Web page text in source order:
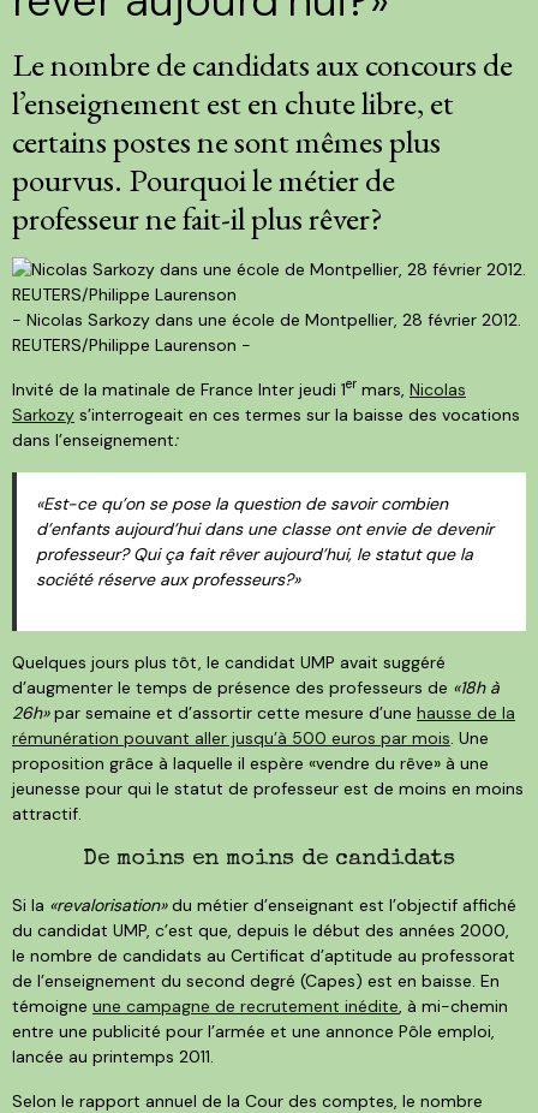
Le nombre de candidats aux concours de
l’enseignement est en chute libre, et
certains postes ne sont mêmes plus
pourvus. Pourquoi le métier de
professeur ne fait-il plus rêver?
- Nicolas Sarkozy dans une école de Montpellier, 28 février 2012.
REUTERS/Philippe Laurenson -
Invité de la matinale de France Inter jeudi 1er mars, Nicolas
Sarkozy s’interrogeait en ces termes sur la baisse des vocations
dans l’enseignement:
«Est-ce qu’on se pose la question de savoir combien
d’enfants aujourd’hui dans une classe ont envie de devenir
professeur? Qui ça fait rêver aujourd’hui, le statut que la
société réserve aux professeurs?»
Quelques jours plus tôt, le candidat UMP avait suggéré
d’augmenter le temps de présence des professeurs de «18h à
26h»par semaine et d’assortir cette mesure d’une hausse de la
rémunération pouvant aller jusqu’à 500 euros par mois . Une
proposition grâce à laquelle il espère «vendre du rêve» à une
jeunesse pour qui le statut de professeur est de moins en moins
attractif.
De moins en moins de candidats
Si la «revalorisation»du métier d’enseignant est l’objectif affiché
du candidat UMP, c’est que, depuis le début des années 2000,
le nombre de candidats au Certificat d’aptitude au professorat
de l’enseignement du second degré (Capes) est en baisse. En
témoigne une campagne de recrutement inédite , à mi-chemin
entre une publicité pour l’armée et une annonce Pôle emploi,
lancée au printemps 2011.
Selon le rapport annuel de la Cour des comptes, le nombre